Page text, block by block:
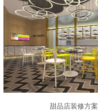
甜品店装修方案